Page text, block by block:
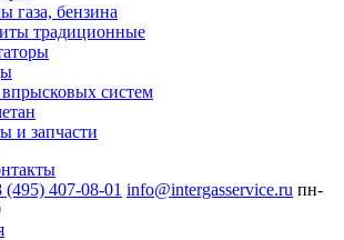
газа, бензина
традиционные
систем
и запчасти
(495) 407-08-01 info@intergasservice.ru пн-